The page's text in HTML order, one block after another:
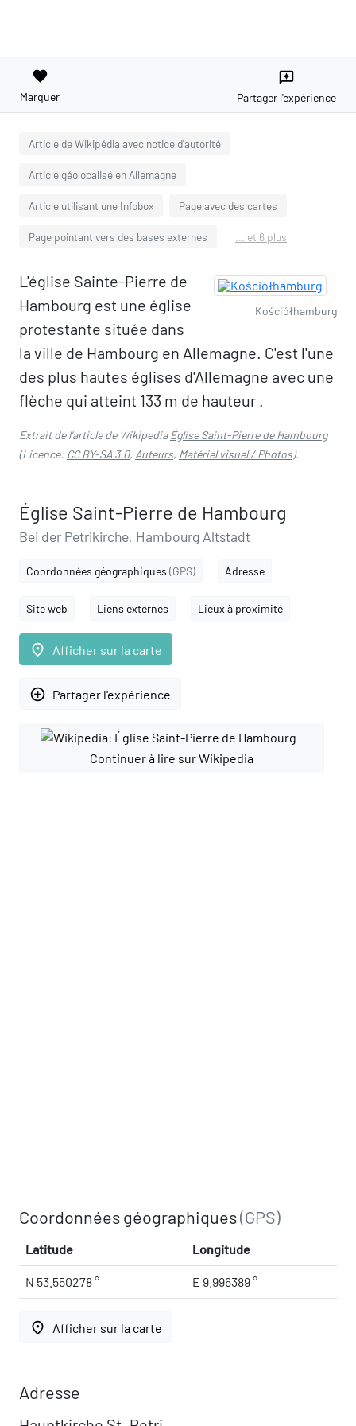
favorite
Marquer
reviews
Partager l'expérience
Article de Wikipédia avec notice d'autorité
Article géolocalisé en Allemagne
Article utilisant une Infobox Page avec des cartes
Page pointant vers des bases externes ... et 6 plus
Kościółhamburg
L'église Sainte-Pierre de
Hambourg est une église
protestante située dans
la ville de Hambourg en Allemagne. C'est l'une
des plus hautes églises d'Allemagne avec une
flèche qui atteint 133 m de hauteur .
Extrait de l'article de WikipediaÉglise Saint-Pierre de Hambourg
(Licence: CC BY-SA 3.0, Auteurs, Matériel visuel / Photos).
Église Saint-Pierre de Hambourg
Bei der Petrikirche, Hambourg Altstadt
Coordonnées géographiques (GPS) Adresse
Site web Liens externes Lieux à proximité
place Afficher sur la carte
add_circle_outline Partager l'expérience
Continuer à lire sur Wikipedia
Coordonnées géographiques(GPS)
Latitude Longitude
N 53.550278 ° E 9.996389 °
place Afficher sur la carte
Adresse